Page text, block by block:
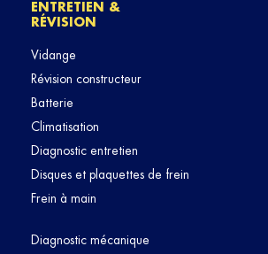
ENTRETIEN &
RÉVISION
Vidange
Révision constructeur
Batterie
Climatisation
Diagnostic entretien
Disques et plaquettes de frein
Frein à main
Diagnostic mécanique